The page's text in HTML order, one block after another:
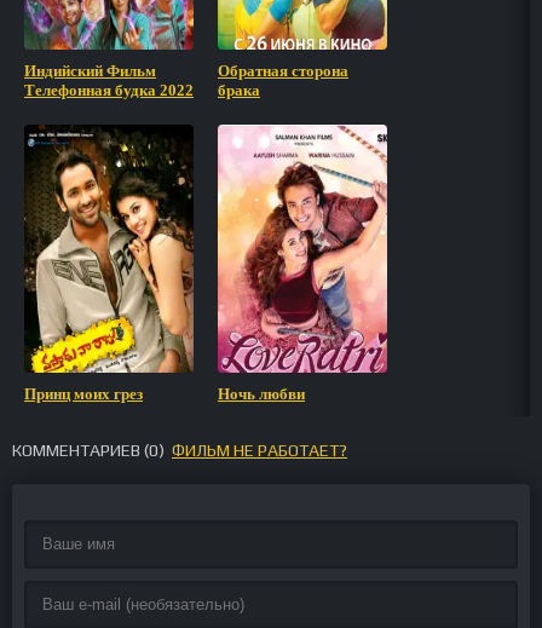
Индийский Фильм
Телефонная будка 2022
Обратная сторона
брака
Принц моих грез Ночь любви
КОММЕНТАРИЕВ (0) ФИЛЬМ НЕ РАБОТАЕТ?